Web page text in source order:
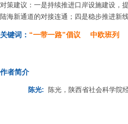
对策建议：一是持续推进口岸设施建设，
陆海新通道的对接连通；四是稳步推进新
关键词： “一带一路”倡议 中欧班列
作者简介
陈光: 陈光，陕西省社会科学院